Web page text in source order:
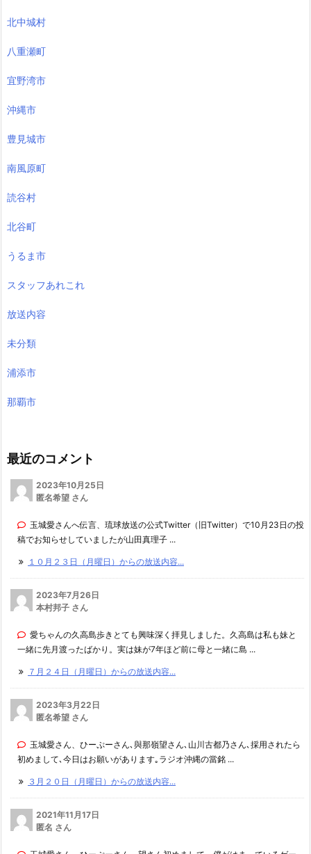
北中城村
八重瀬町
宜野湾市
沖縄市
豊見城市
南風原町
読谷村
北谷町
うるま市
スタッフあれこれ
放送内容
未分類
浦添市
那覇市
最近のコメント
2023年10月25日
匿名希望 さん
玉城愛さんへ伝言、琉球放送の公式Twitter（旧Twitter）で10月23日の投
稿でお知らせしていましたが山田真理子 ...
１０月２３日（月曜日）からの放送内容...
2023年7月26日
本村邦子 さん
愛ちゃんの久高島歩きとても興味深く拝見しました。久高島は私も妹と
一緒に先月渡ったばかり。実は妹が7年ほど前に母と一緒に島 ...
７月２４日（月曜日）からの放送内容...
2023年3月22日
匿名希望 さん
玉城愛さん、ひーぷーさん､與那嶺望さん､山川古都乃さん､採用されたら
初めまして､今日はお願いがあります｡ラジオ沖縄の當銘 ...
３月２０日（月曜日）からの放送内容...
2021年11月17日
匿名 さん